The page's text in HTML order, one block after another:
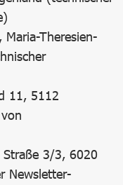
Maria-Theresien-
11, 5112
Straße 3/3, 6020
Newsletter-